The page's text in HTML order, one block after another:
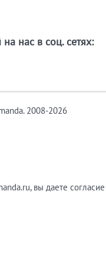
нас в соц. сетях:
2008-2026
вы даете